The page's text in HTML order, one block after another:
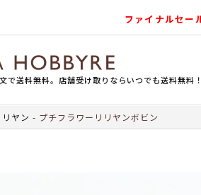
ファイナルセ
で送料無料。店舗受け取りならいつでも送料無料！
リヤン プチフラワーリリヤンボビン